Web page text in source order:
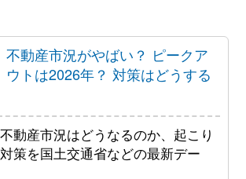
不動産市況がやばい？ ピークア
ウトは2026年？ 対策はどうする
動産市況はどうなるのか、起こり
策を国土交通省などの最新デー